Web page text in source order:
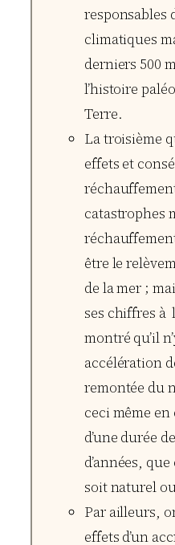
responsables
climatiques
derniers 500
l’histoire
Terre.
La troisième
effets et
catastrophes
être le
de la mer ;
ses chiffres à
montré qu’il
accélération
remontée du
ceci même
d’une durée
d’années,
soit naturel
Par ailleurs,
effets d’un